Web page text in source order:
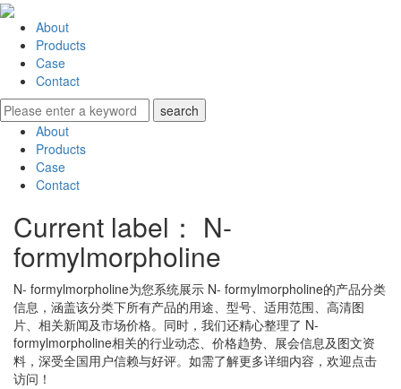
About
Products
Case
Contact
About
Products
Case
Contact
Current label： N-
formylmorpholine
N- formylmorpholine为您系统展示 N- formylmorpholine的产品分类
信息，涵盖该分类下所有产品的用途、型号、适用范围、高清图
片、相关新闻及市场价格。同时，我们还精心整理了 N-
formylmorpholine相关的行业动态、价格趋势、展会信息及图文资
料，深受全国用户信赖与好评。如需了解更多详细内容，欢迎点击
访问！